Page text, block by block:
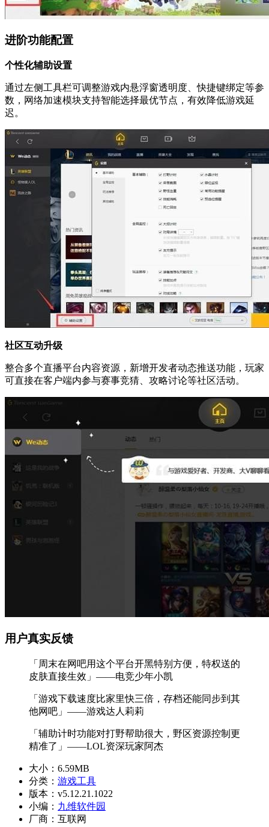
进阶功能配置
个性化辅助设置
通过左侧工具栏可调整游戏内悬浮窗透明度、快捷键绑定等参
数，网络加速模块支持智能选择最优节点，有效降低游戏延
迟。
社区互动升级
整合多个直播平台内容资源，新增开发者动态推送功能，玩家
可直接在客户端内参与赛事竞猜、攻略讨论等社区活动。
用户真实反馈
「周末在网吧用这个平台开黑特别方便，特权送的
皮肤直接生效」——电竞少年小凯
「游戏下载速度比家里快三倍，存档还能同步到其
他网吧」——游戏达人莉莉
「辅助计时功能对打野帮助很大，野区资源控制更
精准了」——LOL资深玩家阿杰
大小： 6.59MB
分类： 游戏工具
版本： v5.12.21.1022
小编： 九维软件园
厂商： 互联网